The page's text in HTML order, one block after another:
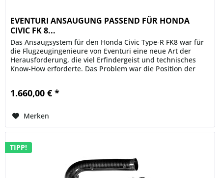
EVENTURI ANSAUGUNG PASSEND FÜR HONDA
CIVIC FK 8...
Das Ansaugsystem für den Honda Civic Type-R FK8 war für
die Flugzeugingenieure von Eventuri eine neue Art der
Herausforderung, die viel Erfindergeist und technisches
Know-How erforderte. Das Problem war die Position der
1.660,00 € *
Merken
TIPP!